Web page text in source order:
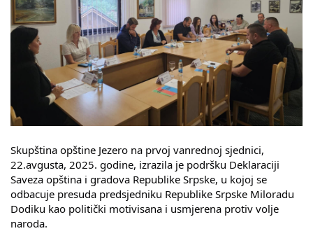
Zamjenik načelnika
Izvještaj o radu načelnika
SKUPŠTINA
Statut Opštine
Skupštinsko vijeće opštine jezero
Sastav Skupštine
Službeni Glasnici
Skupština opštine Jezero na prvoj vanrednoj sjednici,
22.avgusta, 2025. godine, izrazila je podršku Deklaraciji
Saveza opština i gradova Republike Srpske, u kojoj se
odbacuje presuda predsjedniku Republike Srpske Miloradu
Dodiku kao politički motivisana i usmjerena protiv volje
naroda.